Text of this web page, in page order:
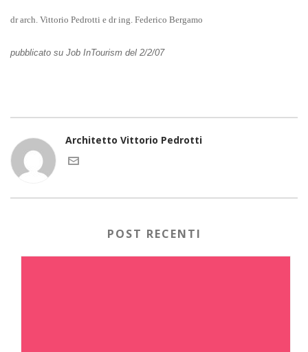
dr arch. Vittorio Pedrotti e dr ing. Federico Bergamo
pubblicato su Job InTourism del 2/2/07
Architetto Vittorio Pedrotti
POST RECENTI